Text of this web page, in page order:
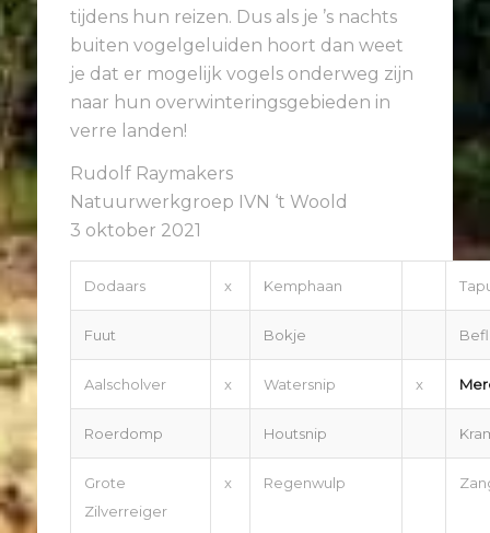
tijdens hun reizen. Dus als je ’s nachts
buiten vogelgeluiden hoort dan weet
je dat er mogelijk vogels onderweg zijn
naar hun overwinteringsgebieden in
verre landen!
Rudolf Raymakers
Natuurwerkgroep IVN ‘t Woold
3 oktober 2021
Dodaars x Kemphaan
Fuut Bokje
Aalscholver x Watersnip x
Roerdomp Houtsnip
Grote
Zilverreiger
x Regenwulp